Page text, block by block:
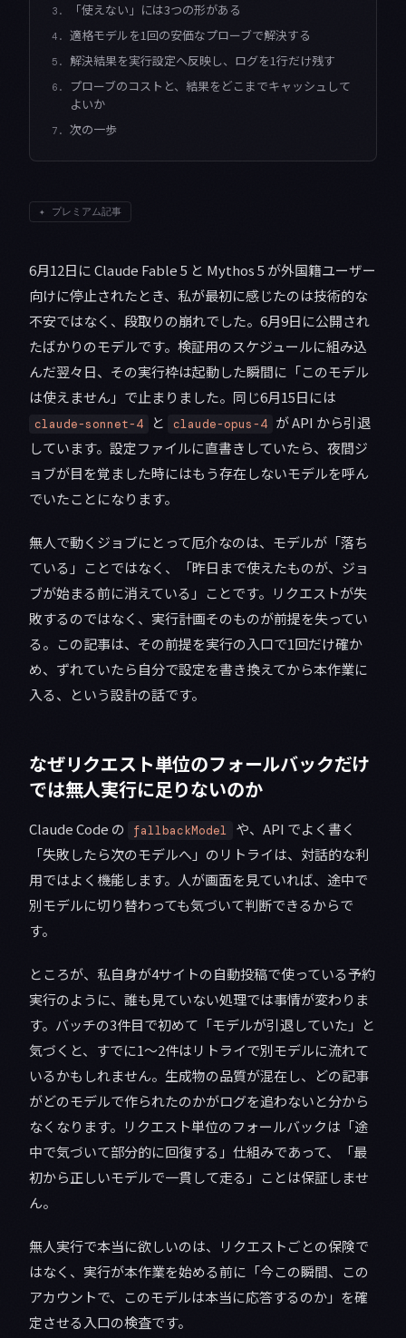
3. 「使えない」には3つの形がある
4. 適格モデルを1回の安価なプローブで解決する
5. 解決結果を実行設定へ反映し、ログを1行だけ残す
6.
プローブのコストと、結果をどこまでキャッシュして
よいか
7. 次の一歩
✦ プレミアム記事
6月12日に Claude Fable 5 と Mythos 5 が外国籍ユーザー
向けに停止されたとき、私が最初に感じたのは技術的な
不安ではなく、段取りの崩れでした。6月9日に公開され
たばかりのモデルです。検証用のスケジュールに組み込
んだ翌々日、その実行枠は起動した瞬間に「このモデル
は使えません」で止まりました。同じ6月15日には
claude-sonnet-4 と claude-opus-4 が API から引退
しています。設定ファイルに直書きしていたら、夜間ジ
ョブが目を覚ました時にはもう存在しないモデルを呼ん
でいたことになります。
無人で動くジョブにとって厄介なのは、モデルが「落ち
ている」ことではなく、「昨日まで使えたものが、ジョ
ブが始まる前に消えている」ことです。リクエストが失
敗するのではなく、実行計画そのものが前提を失ってい
る。この記事は、その前提を実行の入口で1回だけ確か
め、ずれていたら自分で設定を書き換えてから本作業に
入る、という設計の話です。
なぜリクエスト単位のフォールバックだけ
では無人実行に足りないのか
Claude Code の fallbackModel
や、API でよく書く
「失敗したら次のモデルへ」のリトライは、対話的な利
用ではよく機能します。人が画面を見ていれば、途中で
別モデルに切り替わっても気づいて判断できるからで
す。
ところが、私自身が4サイトの自動投稿で使っている予約
実行のように、誰も見ていない処理では事情が変わりま
す。バッチの3件目で初めて「モデルが引退していた」と
気づくと、すでに1〜2件はリトライで別モデルに流れて
いるかもしれません。生成物の品質が混在し、どの記事
がどのモデルで作られたのかがログを追わないと分から
なくなります。リクエスト単位のフォールバックは「途
中で気づいて部分的に回復する」仕組みであって、「最
初から正しいモデルで一貫して走る」ことは保証しませ
ん。
無人実行で本当に欲しいのは、リクエストごとの保険で
はなく、実行が本作業を始める前に「今この瞬間、この
アカウントで、このモデルは本当に応答するのか」を確
定させる入口の検査です。